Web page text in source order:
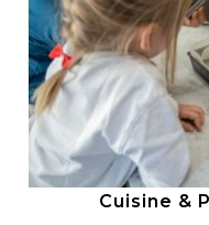
Cuisine &